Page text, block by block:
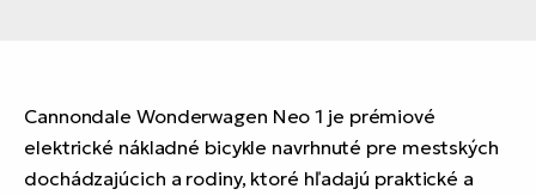
Cannondale Wonderwagen Neo 1 je prémiové
elektrické nákladné bicykle navrhnuté pre mestských
dochádzajúcich a rodiny, ktoré hľadajú praktické a